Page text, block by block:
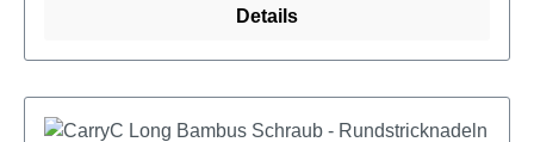
Details